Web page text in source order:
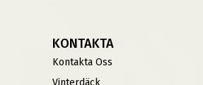
KONTAKTA
Kontakta Oss
Vinterdäck